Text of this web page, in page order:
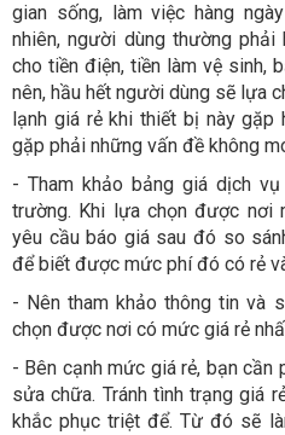
gian sống, làm việc hàng
nhiên, người dùng thường
cho tiền điện, tiền làm vệ sinh,
nên, hầu hết người dùng sẽ lựa
lạnh giá rẻ khi thiết bị này gặp
gặp phải những vấn đề không
- Tham khảo bảng giá dịch
trường. Khi lựa chọn được nơi
yêu cầu báo giá sau đó so
để biết được mức phí đó có rẻ
- Nên tham khảo thông tin và
chọn được nơi có mức giá rẻ
- Bên cạnh mức giá rẻ, bạn
sửa chữa. Tránh tình trạng giá
khắc phục triệt để. Từ đó sẽ